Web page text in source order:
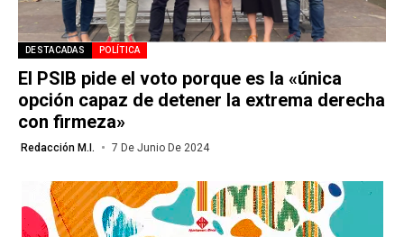
DESTACADAS POLÍTICA
El PSIB pide el voto porque es la «única
opción capaz de detener la extrema derecha
con firmeza»
Redacción M.I. 7 De Junio De 2024